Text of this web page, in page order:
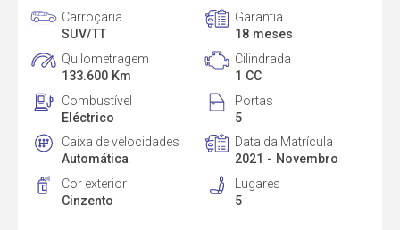
Carroçaria
SUV/TT
Garantia
18 meses
Quilometragem
133.600 Km
Cilindrada
1 CC
Combustível
Eléctrico
Portas
5
Caixa de velocidades
Automática
Data da Matrícula
2021 - Novembro
Cor exterior
Cinzento
Lugares
5